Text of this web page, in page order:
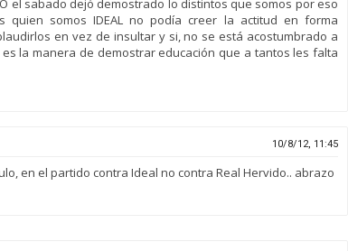
quien somos IDEAL no podía creer la actitud en forma
en vez de insultar y si, no se está acostumbrado a
es la manera de demostrar educación que a tantos les falta
10/8/12, 11:45
en el partido contra Ideal no contra Real Hervido.. abrazo